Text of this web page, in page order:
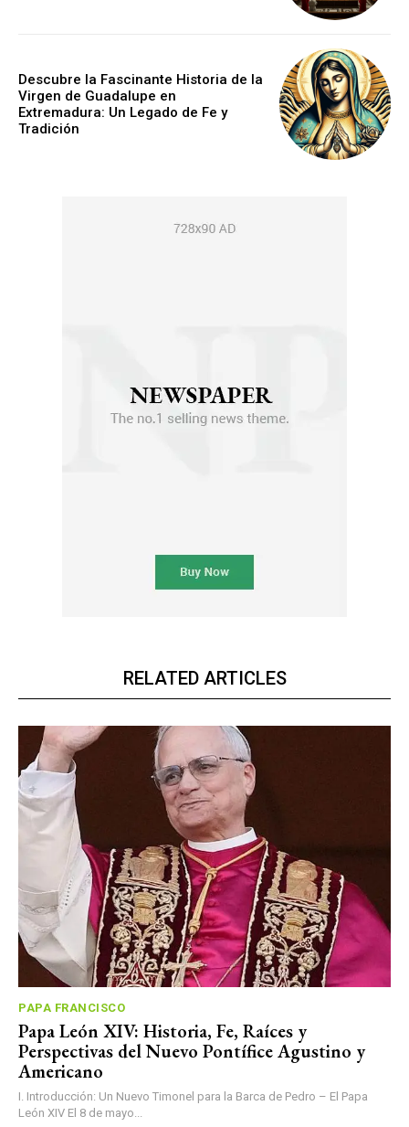
Descubre la Fascinante Historia de la
Virgen de Guadalupe en
Extremadura: Un Legado de Fe y
Tradición
RELATED ARTICLES
PAPA FRANCISCO
Papa León XIV: Historia, Fe, Raíces y
Perspectivas del Nuevo Pontífice Agustino y
Americano
I. Introducción: Un Nuevo Timonel para la Barca de Pedro – El Papa
León XIV El 8 de mayo...